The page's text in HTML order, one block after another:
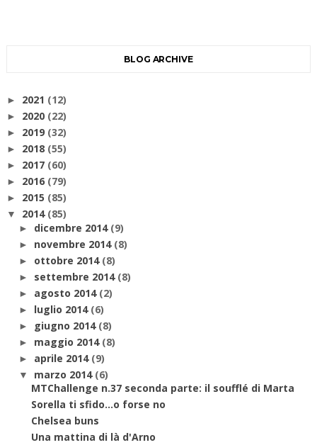
BLOG ARCHIVE
► 2021 (12)
► 2020 (22)
► 2019 (32)
► 2018 (55)
► 2017 (60)
► 2016 (79)
► 2015 (85)
▼ 2014 (85)
► dicembre 2014 (9)
► novembre 2014 (8)
► ottobre 2014 (8)
► settembre 2014 (8)
► agosto 2014 (2)
► luglio 2014 (6)
► giugno 2014 (8)
► maggio 2014 (8)
► aprile 2014 (9)
▼ marzo 2014 (6)
MTChallenge n.37 seconda parte: il soufflé di Marta
Sorella ti sfido...o forse no
Chelsea buns
Una mattina di là d'Arno